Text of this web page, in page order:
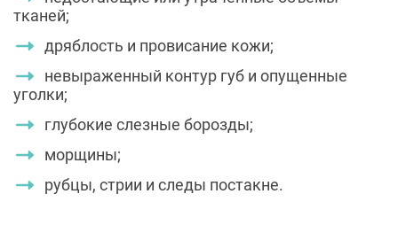
тканей;
дряблость и провисание кожи;
невыраженный контур губ и опущенные
уголки;
глубокие слезные борозды;
морщины;
рубцы, стрии и следы постакне.